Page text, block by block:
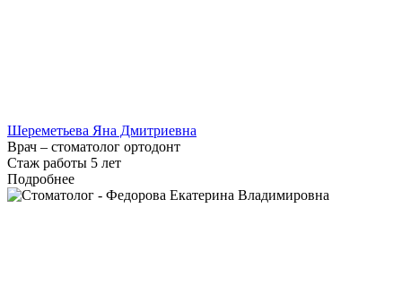
Шереметьева Яна Дмитриевна
Врач – стоматолог ортодонт
Стаж работы 5 лет
Подробнее